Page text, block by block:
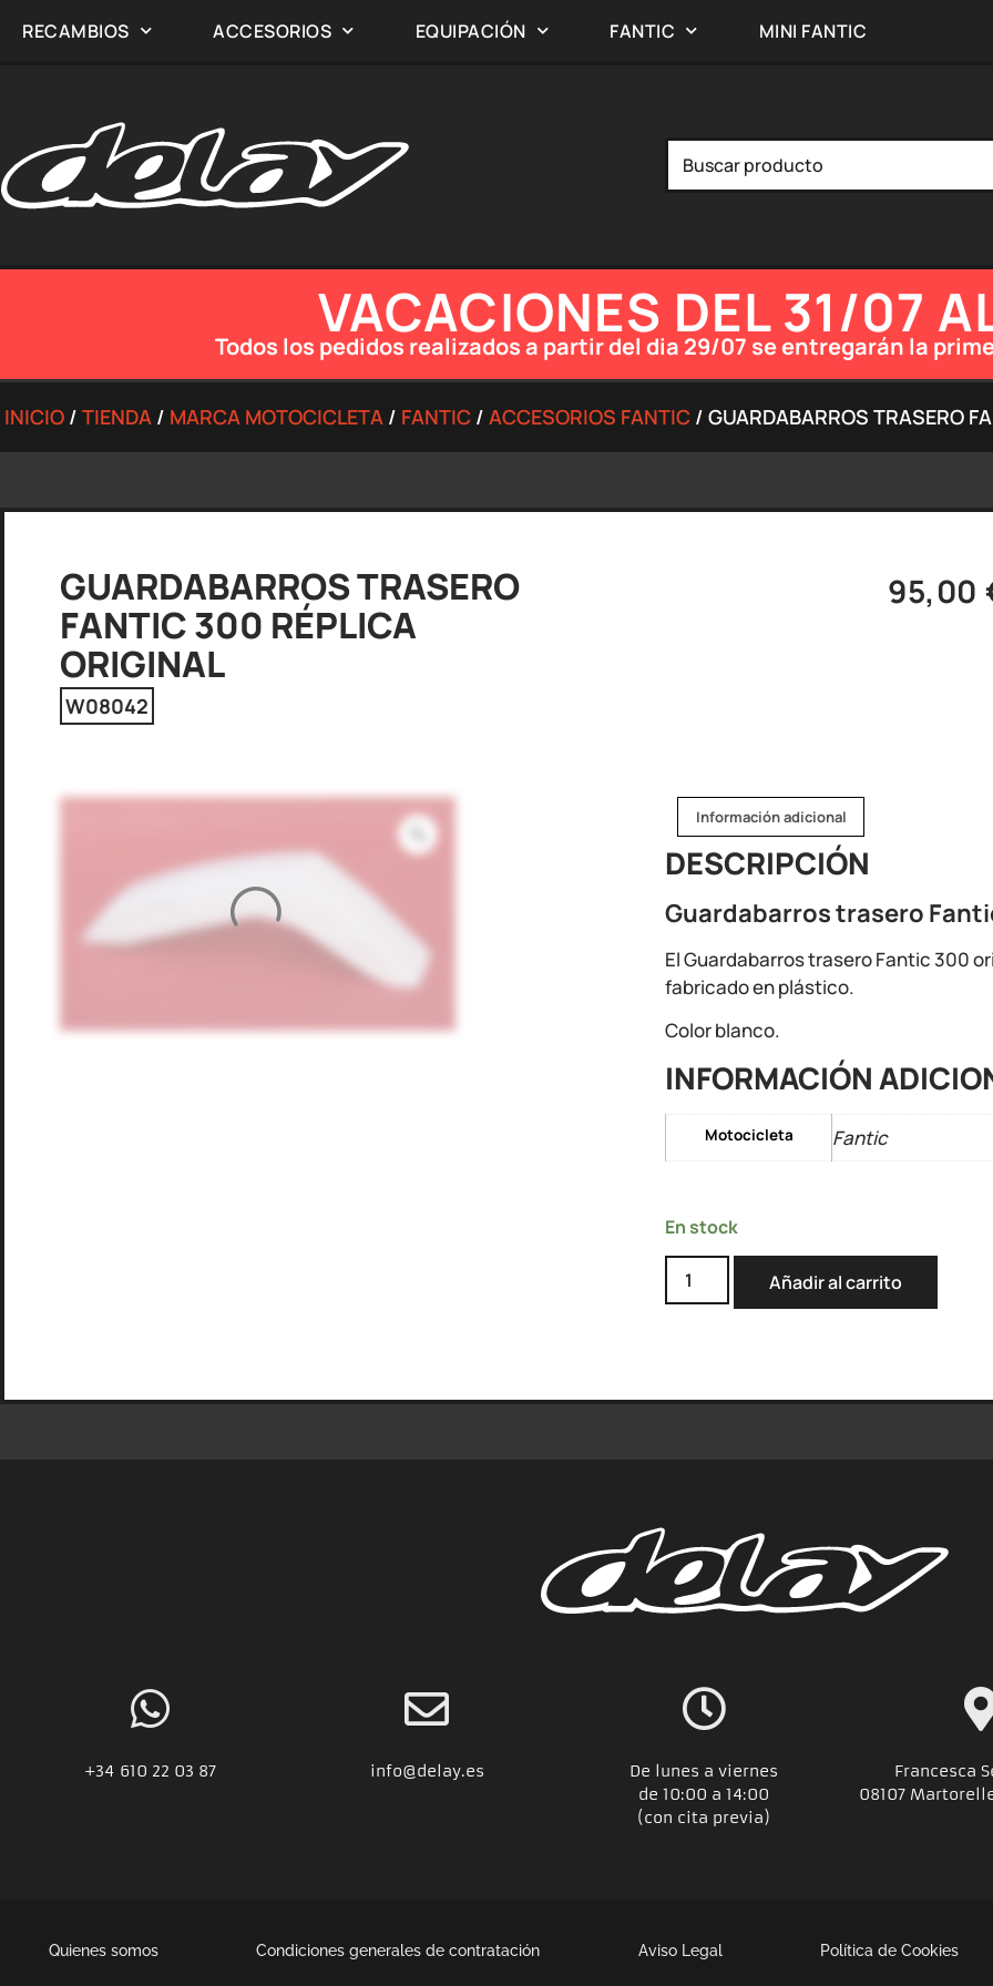
RECAMBIOS ACCESORIOS EQUIPACIÓN FANTIC MINI FANTIC
VACACIONES DEL 31/07
Todos los pedidos realizados a partir del dia 29/07 se entregarán la
INICIO/ TIENDA/ MARCA MOTOCICLETA/ FANTIC/ ACCESORIOS FANTIC/ GUARDABARROS TRASERO
GUARDABARROS TRASERO
FANTIC 300 RÉPLICA
ORIGINAL
W08042
95,00
Información adicional
DESCRIPCIÓN
Guardabarros trasero
El Guardabarros trasero Fantic 300
fabricado en plástico.
Color blanco.
INFORMACIÓN
Motocicleta Fantic
En stock
Añadir al carrito
+34 610 22 03 87 info@delay.es
De lunes a viernes
de 10:00 a 14:00
(con cita previa)
Francesca
08107
Quienes somos Condiciones generales de contratación Aviso Legal Política de Cookies